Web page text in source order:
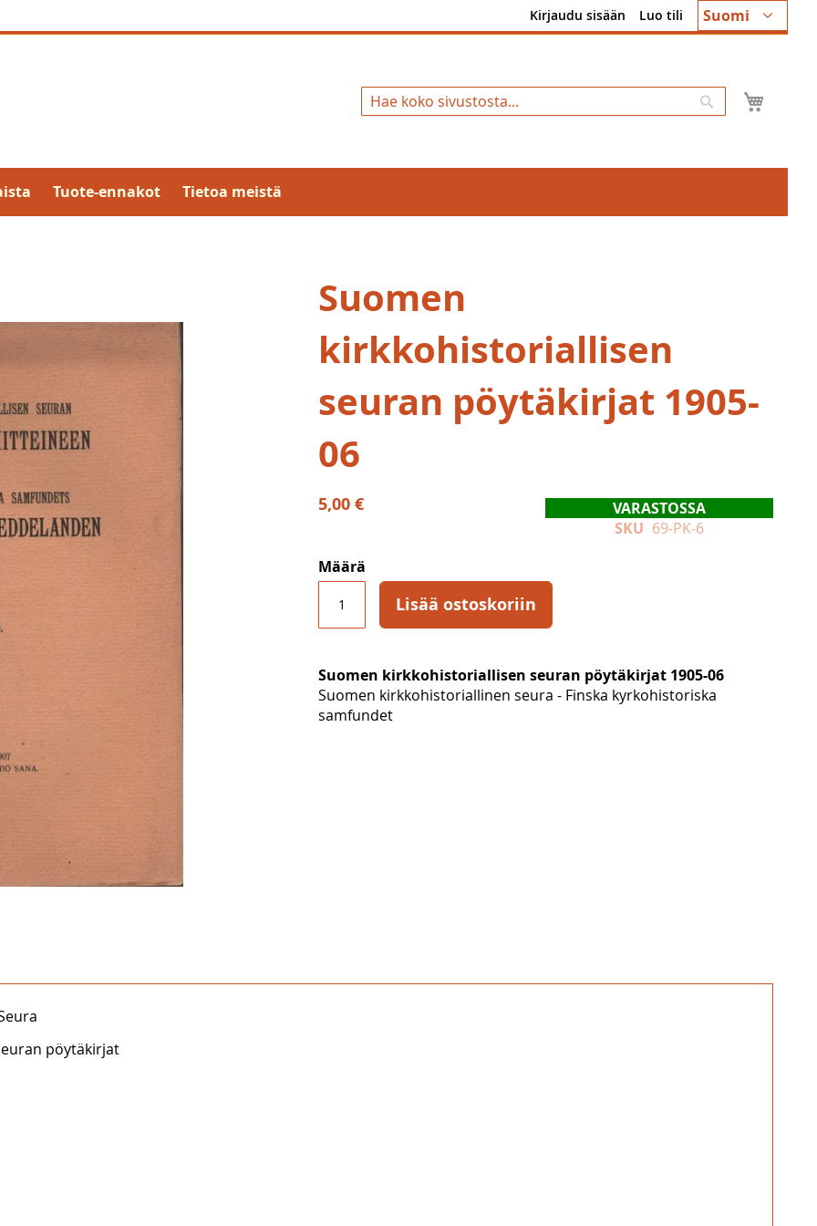
Kieli
Suomi
Kirjaudu sisään Luo tili
Hae
Tuote-ennakot Tietoa meistä
Suomen
kirkkohistoriallisen
seuran pöytäkirjat 1905-
06
5,00 €
VARASTOSSA
SKU 69-PK-6
Määrä
Lisää ostoskoriin
Suomen kirkkohistoriallisen seuran pöytäkirjat 1905-06
Suomen kirkkohistoriallinen seura - Finska kyrkohistoriska
samfundet
pöytäkirjat